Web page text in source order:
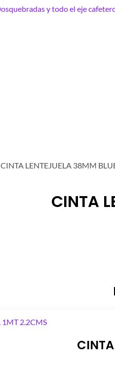
CINTA LENTEJUELA 38MM
CINTA